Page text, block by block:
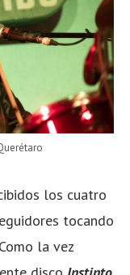
los cuatro
tocando
la vez